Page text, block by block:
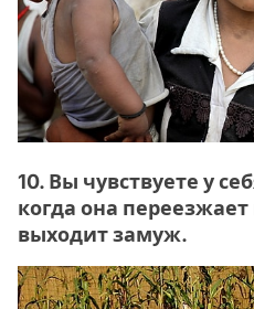
10. Вы чувствуете у
когда она
выходит замуж.